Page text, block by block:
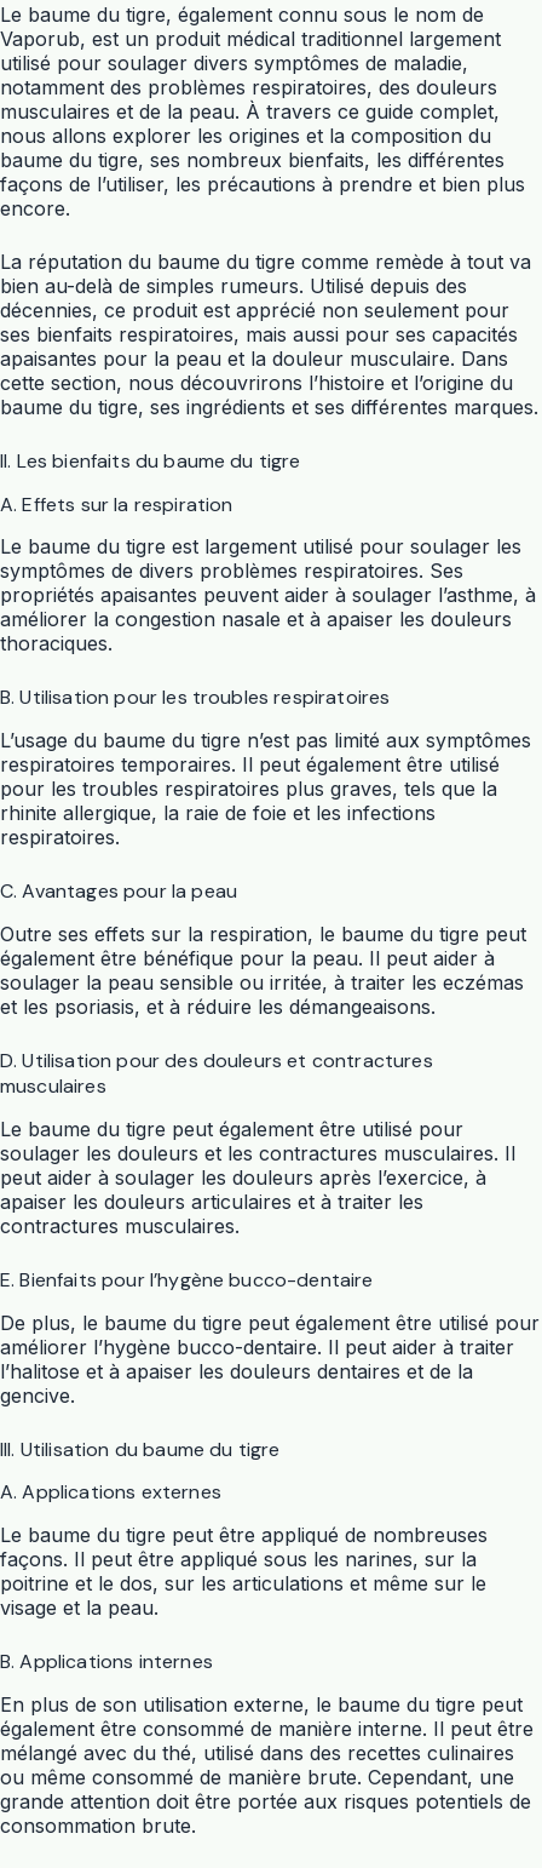
Le baume du tigre, également connu sous le nom de
Vaporub, est un produit médical traditionnel largement
utilisé pour soulager divers symptômes de maladie,
notamment des problèmes respiratoires, des douleurs
musculaires et de la peau. À travers ce guide complet,
nous allons explorer les origines et la composition du
baume du tigre, ses nombreux bienfaits, les différentes
façons de l’utiliser, les précautions à prendre et bien plus
encore.
La réputation du baume du tigre comme remède à tout va
bien au-delà de simples rumeurs. Utilisé depuis des
décennies, ce produit est apprécié non seulement pour
ses bienfaits respiratoires, mais aussi pour ses capacités
apaisantes pour la peau et la douleur musculaire. Dans
cette section, nous découvrirons l’histoire et l’origine du
baume du tigre, ses ingrédients et ses différentes marques.
II. Les bienfaits du baume du tigre
A. Effets sur la respiration
Le baume du tigre est largement utilisé pour soulager les
symptômes de divers problèmes respiratoires. Ses
propriétés apaisantes peuvent aider à soulager l’asthme, à
améliorer la congestion nasale et à apaiser les douleurs
thoraciques.
B. Utilisation pour les troubles respiratoires
L’usage du baume du tigre n’est pas limité aux symptômes
respiratoires temporaires. Il peut également être utilisé
pour les troubles respiratoires plus graves, tels que la
rhinite allergique, la raie de foie et les infections
respiratoires.
C. Avantages pour la peau
Outre ses effets sur la respiration, le baume du tigre peut
également être bénéfique pour la peau. Il peut aider à
soulager la peau sensible ou irritée, à traiter les eczémas
et les psoriasis, et à réduire les démangeaisons.
D. Utilisation pour des douleurs et contractures
musculaires
Le baume du tigre peut également être utilisé pour
soulager les douleurs et les contractures musculaires. Il
peut aider à soulager les douleurs après l’exercice, à
apaiser les douleurs articulaires et à traiter les
contractures musculaires.
E. Bienfaits pour l’hygène bucco-dentaire
De plus, le baume du tigre peut également être utilisé pour
améliorer l’hygène bucco-dentaire. Il peut aider à traiter
l’halitose et à apaiser les douleurs dentaires et de la
gencive.
III. Utilisation du baume du tigre
A. Applications externes
Le baume du tigre peut être appliqué de nombreuses
façons. Il peut être appliqué sous les narines, sur la
poitrine et le dos, sur les articulations et même sur le
visage et la peau.
B. Applications internes
En plus de son utilisation externe, le baume du tigre peut
également être consommé de manière interne. Il peut être
mélangé avec du thé, utilisé dans des recettes culinaires
ou même consommé de manière brute. Cependant, une
grande attention doit être portée aux risques potentiels de
consommation brute.